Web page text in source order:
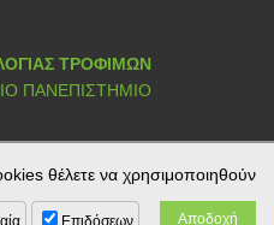
ΤΡΟΦΙΜΩΝ
ΠΑΝΕΠΙΣΤΗΜΙΟ
θέλετε να χρησιμοποιηθούν
Επιδόσεων